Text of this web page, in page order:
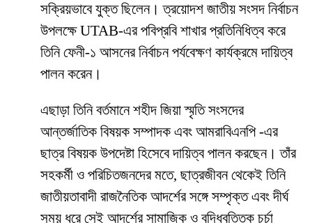
সক্রিয়ভাবে যুক্ত ছিলেন। ত্রয়োদশ জাতীয় সংসদ নির্বাচন
উপলক্ষে UTAB-এর পবিপ্রবি শাখার প্রতিনিধিত্ব করে
তিনি ফেনী-১ আসনের নির্বাচন পর্যবেক্ষণ কার্যক্রমে দায়িত্ব
পালন করেন।
এছাড়া তিনি বর্তমানে শহীদ জিয়া স্মৃতি সংসদের
আন্তর্জাতিক বিষয়ক সম্পাদক এবং আমরাবিএনপি -এর
ছাত্র বিষয়ক উপদেষ্টা হিসেবে দায়িত্ব পালন করছেন। তাঁর
সহকর্মী ও পরিচিতজনদের মতে, ছাত্রজীবন থেকেই তিনি
জাতীয়তাবাদী রাজনৈতিক আদর্শের সঙ্গে সম্পৃক্ত এবং দীর্ঘ
সময় ধরে সেই আদর্শের সামাজিক ও বুদ্ধিবৃত্তিক চর্চা